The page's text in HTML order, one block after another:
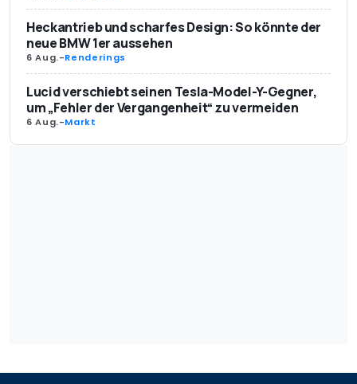
Heckantrieb und scharfes Design: So könnte der
neue BMW 1er aussehen
6 Aug.-Renderings
Lucid verschiebt seinen Tesla-Model-Y-Gegner,
um „Fehler der Vergangenheit“ zu vermeiden
6 Aug.-Markt